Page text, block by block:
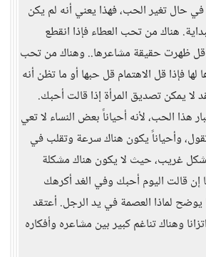
حال تغير الحب، فهذا يعني أنه لم يكن
هناك من تحب العطاء فإذا انقطع
قل ظهرت حقيقة مشاعرها.. وهناك من تحب
فإذا قل الاهتمام قل حبها أو ما تظن أنه
لا يمكن تصديق المرأة إذا قالت أحبك.
هذا الحب، لأنه أحياناً بعض النساء لا تعي
وأحياناً يكون هناك سرعة وتقلب في
غريب، حيث لا يكون هناك مشكلة
إن قالت اليوم أحبك وفي الغد أكرهك
يوضح لماذا العصمة في يد الرجل. أعتقد
وهناك تناغم كبير بين مشاعره وأفكاره